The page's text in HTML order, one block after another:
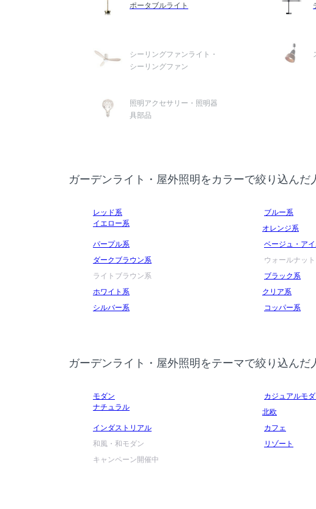
ポータブルライト
シーリングファンライト・
シーリングファン
照明アクセサリー・照明器
具部品
ガーデンライト・屋外照明をカラーで絞り込んだ
レッド系 ブルー系
イエロー系
オレンジ系
パープル系
ベージュ・ア
ダークブラウン系
ウォールナッ
ライトブラウン系
ブラック系
ホワイト系
クリア系
シルバー系
コッパー系
ガーデンライト・屋外照明をテーマで絞り込んだ
モダン カジュアルモ
ナチュラル
北欧
インダストリアル
カフェ
和風・和モダン
リゾート
キャンペーン開催中